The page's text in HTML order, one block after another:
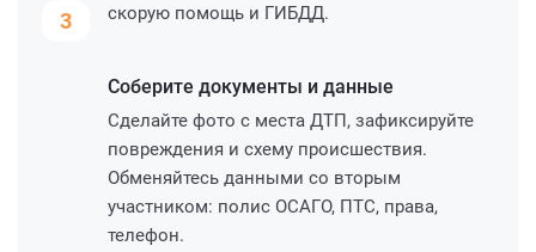
3
скорую помощь и ГИБДД.
Соберите документы и данные
Сделайте фото с места ДТП, зафиксируйте
повреждения и схему происшествия.
Обменяйтесь данными со вторым
участником: полис ОСАГО, ПТС, права,
телефон.